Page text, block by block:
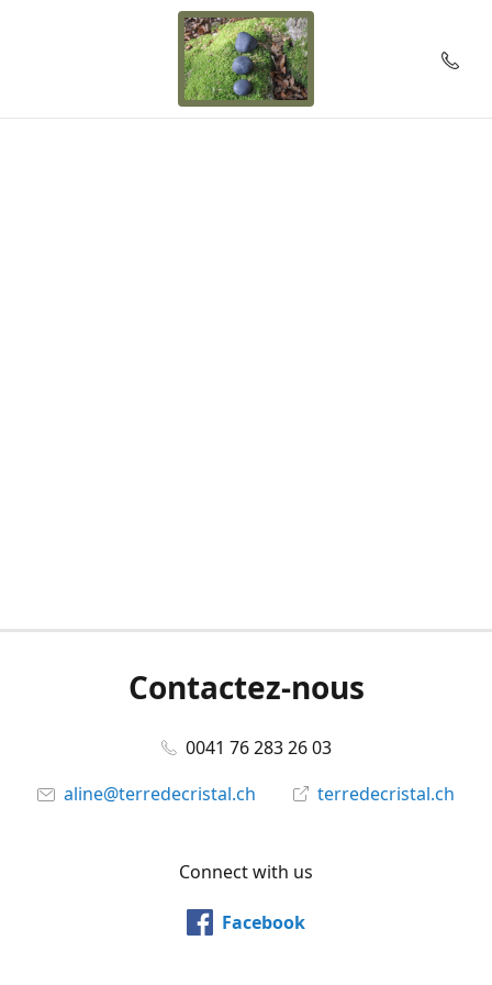
Contactez-nous
0041 76 283 26 03
aline@terredecristal.ch
terredecristal.ch
Connect with us
Facebook